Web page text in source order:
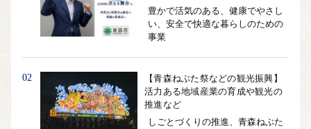
豊かで活気のある、健康でやさし
い、安全で快適な暮らしのための
事業
02
【青森ねぶた祭などの観光振興】
活力ある地域産業の育成や観光の
推進など
しごとづくりの推進、青森ねぶた